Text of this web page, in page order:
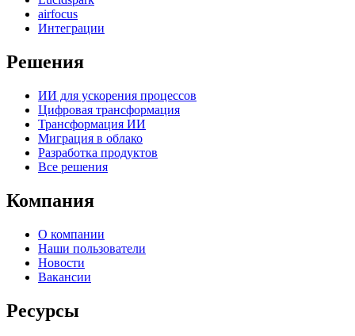
airfocus
Интеграции
Решения
ИИ для ускорения процессов
Цифровая трансформация
Трансформация ИИ
Миграция в облако
Разработка продуктов
Все решения
Компания
О компании
Наши пользователи
Новости
Вакансии
Ресурсы